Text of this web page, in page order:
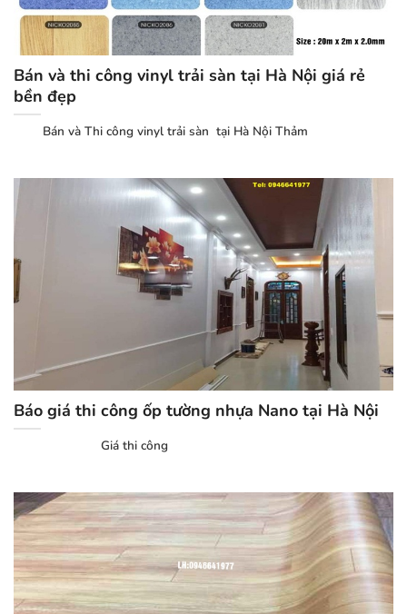
Bán và thi công vinyl trải sàn tại Hà Nội giá rẻ
bền đẹp
Bán và Thi công vinyl trải sàn tại Hà Nội Thảm
Báo giá thi công ốp tường nhựa Nano tại Hà Nội
Giá thi công